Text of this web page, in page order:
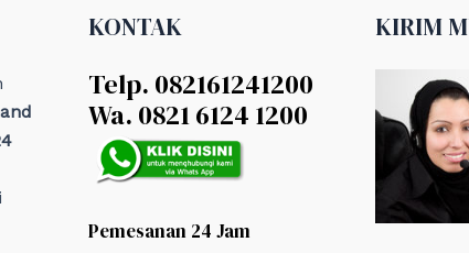
KONTAK
Telp. 082161241200
Wa. 0821 6124 1200
Pemesanan 24 Jam
KIRIM